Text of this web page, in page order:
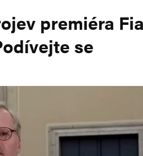
premiéra
se